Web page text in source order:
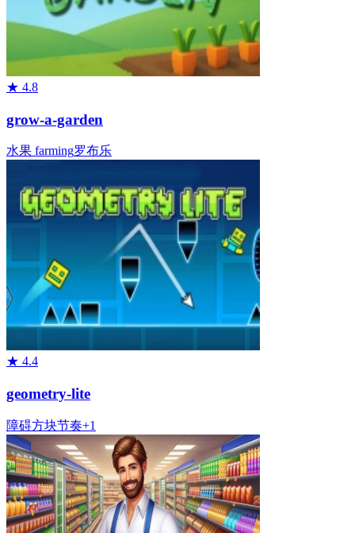
★ 4.8
grow-a-garden
水果 farming罗布乐
★ 4.4
geometry-lite
障碍方块节奏+1